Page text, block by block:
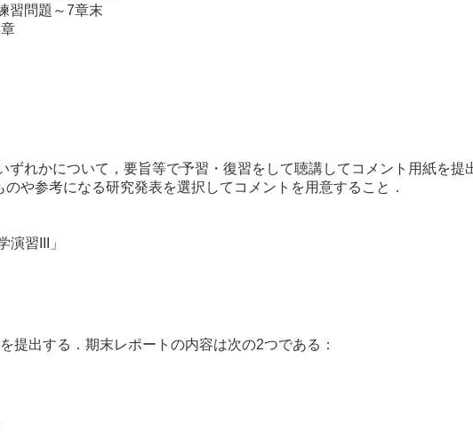
習問題～7章末
ずれかについて，要旨等で予習・復習をして聴講してコメント用紙を
や参考になる研究発表を選択してコメントを用意すること．
習III」
提出する．期末レポートの内容は次の2つである：